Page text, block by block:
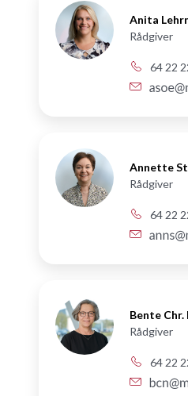
Anita
Rådgiver
64 22
Annette
Rådgiver
64 22
Bente Chr.
Rådgiver
64 22